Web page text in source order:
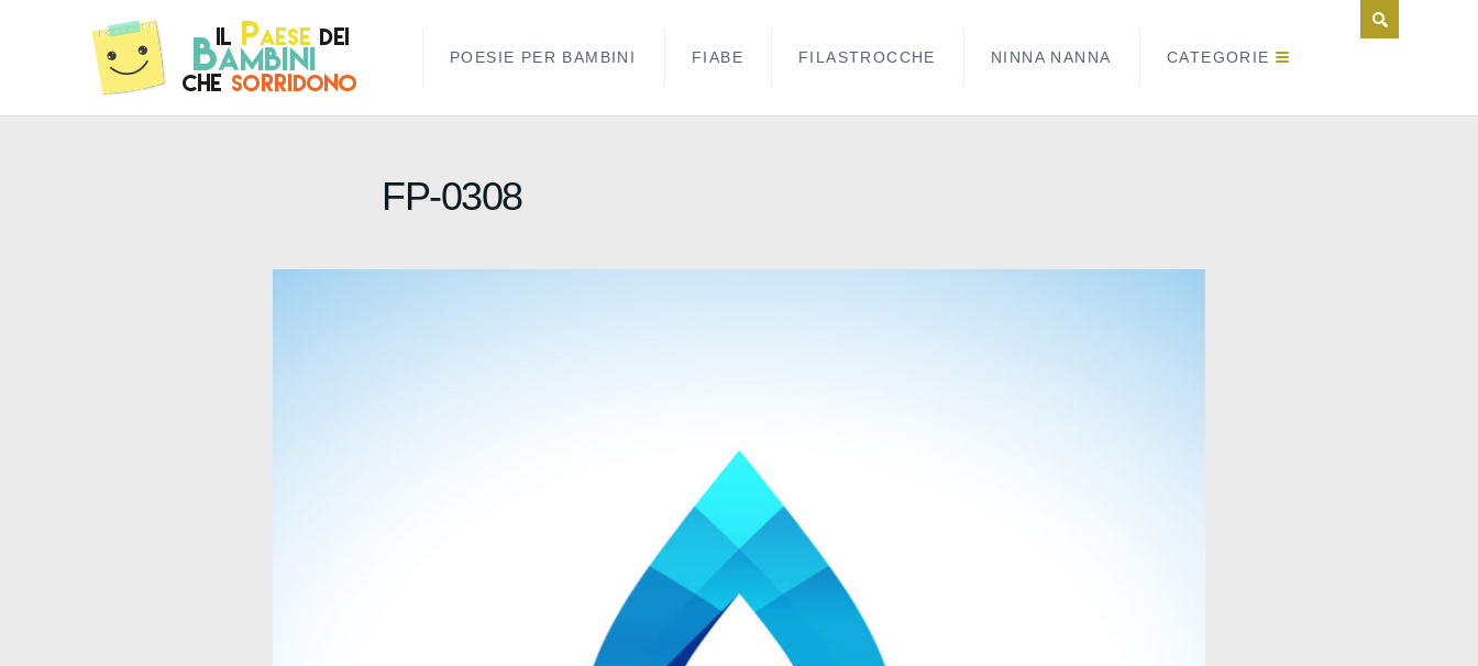
POESIE PER BAMBINI FIABE FILASTROCCHE NINNA NANNA CATEGORIE
FP-0308